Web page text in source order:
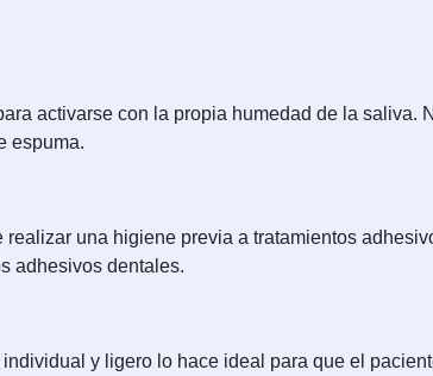
activarse con la propia humedad de la saliva.
espuma.
una higiene previa a tratamientos
adhesivos dentales.
y ligero lo hace ideal para que el